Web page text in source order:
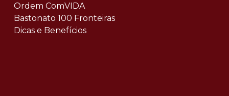
Ordem ComVIDA
Bastonato 100 Fronteiras
Dicas e Benefícios